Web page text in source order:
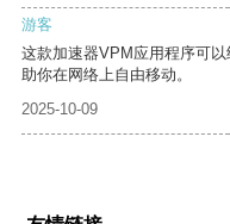
游客
这款加速器VPM应用程序可
助你在网络上自由移动。
2025-10-09